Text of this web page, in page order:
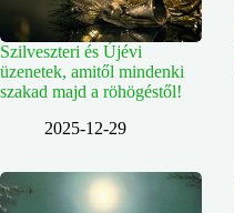
Szilveszteri és Újévi
üzenetek, amitől mindenki
szakad majd a röhögéstől!
2025-12-29